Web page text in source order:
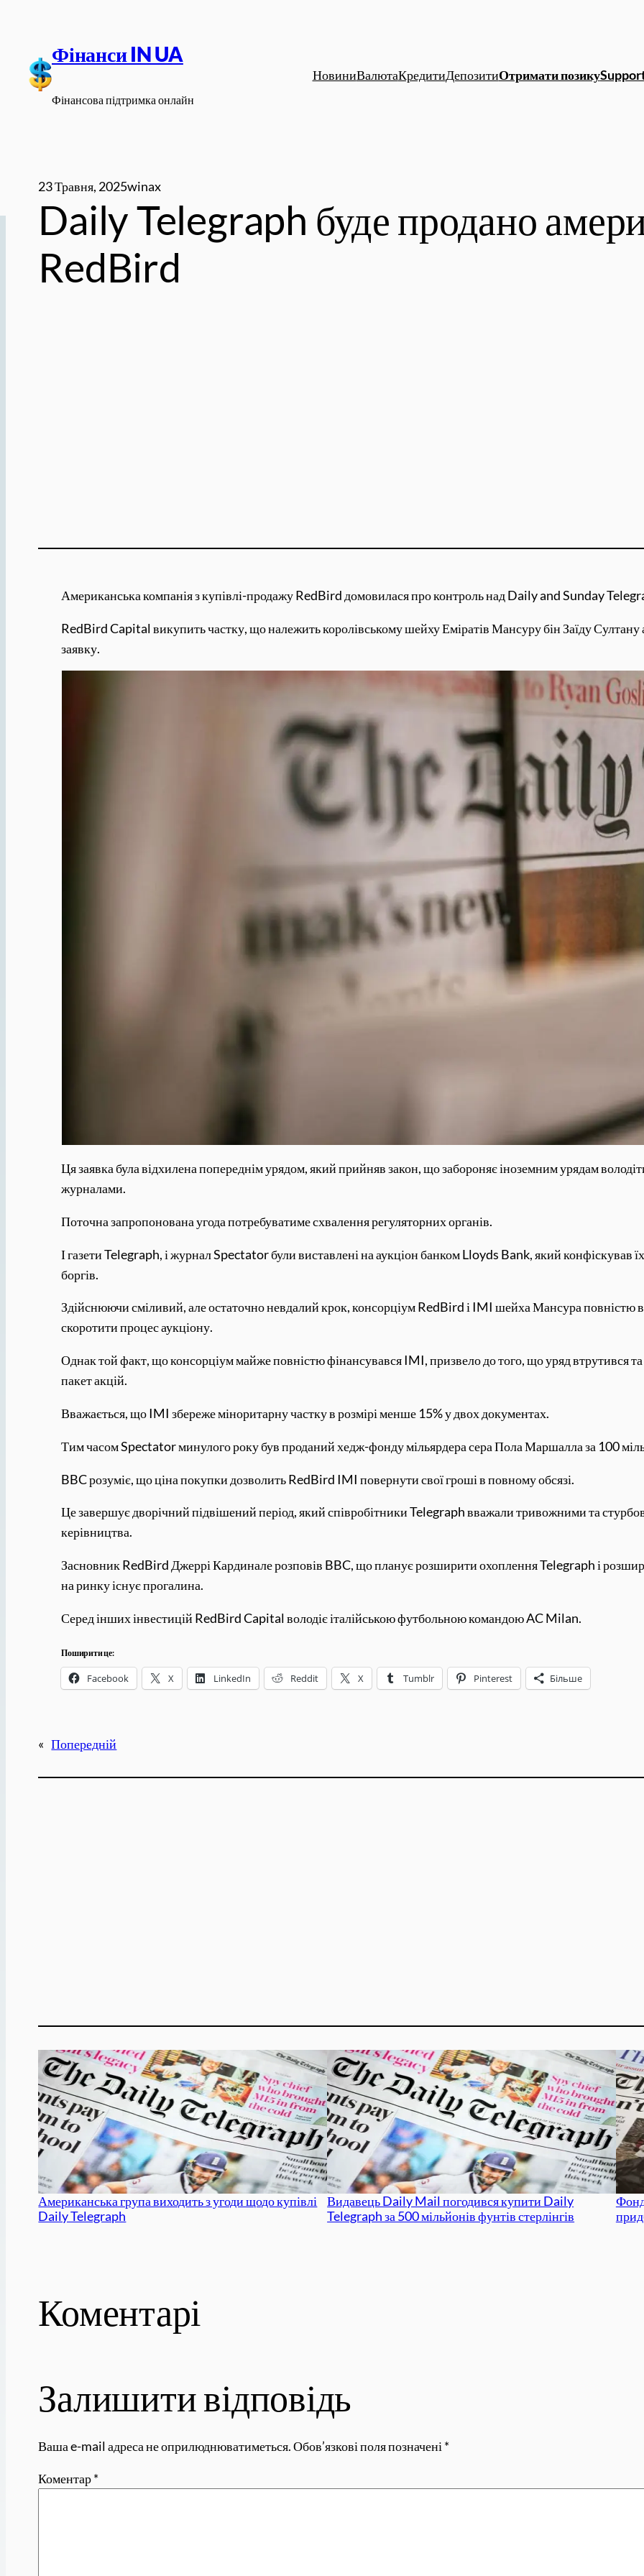
вмісту
Фінанси IN UA
Фінансова підтримка онлайн
НовиниВалютаКредитиДепозитиОтримати позику
23 Травня, 2025winax
Daily Telegraph буде продано
RedBird
Американська компанія з купівлі-продажу RedBird домовилася про контроль над Daily and Sunday
RedBird Capital викупить частку, що належить королівському шейху Еміратів Мансуру бін Заїду
заявку.
Ця заявка була відхилена попереднім урядом, який прийняв закон, що забороняє іноземним урядам
журналами.
Поточна запропонована угода потребуватиме схвалення регуляторних органів.
І газети Telegraph, і журнал Spectator були виставлені на аукціон банком Lloyds Bank, який конфіскував
боргів.
Здійснюючи сміливий, але остаточно невдалий крок, консорціум RedBird і IMI шейха Мансура повністю
скоротити процес аукціону.
Однак той факт, що консорціум майже повністю фінансувався IMI, призвело до того, що уряд втрутився
пакет акцій.
Вважається, що IMI збереже міноритарну частку в розмірі менше 15% у двох документах.
Тим часом Spectator минулого року був проданий хедж-фонду мільярдера сера Пола Маршалла за 100
BBC розуміє, що ціна покупки дозволить RedBird IMI повернути свої гроші в повному обсязі.
Це завершує дворічний підвішений період, який співробітники Telegraph вважали тривожними та
керівництва.
Засновник RedBird Джеррі Кардинале розповів BBC, що планує розширити охоплення Telegraph і
на ринку існує прогалина.
Серед інших інвестицій RedBird Capital володіє італійською футбольною командою AC Milan.
Поширити це:
Facebook X LinkedIn Reddit X Tumblr Pinterest Більше
« Попередній
Американська група виходить з угоди щодо купівлі
Daily Telegraph
Видавець Daily Mail погодився купити Daily
Telegraph за 500 мільйонів фунтів стерлінгів
Коментарі
Залишити відповідь
Ваша e-mail адреса не оприлюднюватиметься. Обов’язкові поля позначені *
Коментар*